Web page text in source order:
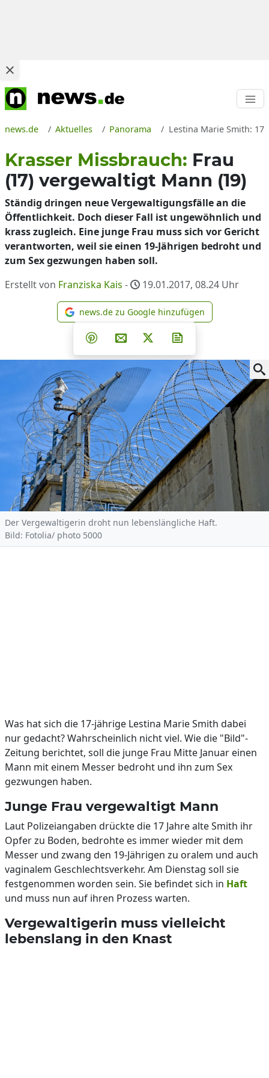
news.de Aktuelles Panorama Lestina Marie Smith:
Krasser Missbrauch: Frau
(17) vergewaltigt Mann (19)
Ständig dringen neue Vergewaltigungsfälle an die
Öffentlichkeit. Doch dieser Fall ist ungewöhnlich und
krass zugleich. Eine junge Frau muss sich vor Gericht
verantworten, weil sie einen 19-Jährigen bedroht und
zum Sex gezwungen haben soll.
Erstellt von Franziska Kais - 19.01.2017, 08.24 Uhr
news.de zu Google
news.de zu Google hinzufügen
Teilen auf Facebook
Teilen auf Whatsapp
Teilen auf Telegram
Teilen auf Pinterest
Per E-Mail teilen
Post auf X
Der Vergewaltigerin droht nun lebenslängliche Haft.
Bild: Fotolia/ photo 5000
Was hat sich die 17-jährige Lestina Marie Smith dabei
nur gedacht? Wahrscheinlich nicht viel. Wie die "Bild"-
Zeitung berichtet, soll die junge Frau Mitte Januar einen
Mann mit einem Messer bedroht und ihn zum Sex
gezwungen haben.
Junge Frau vergewaltigt Mann
Laut Polizeiangaben drückte die 17 Jahre alte Smith ihr
Opfer zu Boden, bedrohte es immer wieder mit dem
Messer und zwang den 19-Jährigen zu oralem und auch
vaginalem Geschlechtsverkehr. Am Dienstag soll sie
festgenommen worden sein. Sie befindet sich in Haft
und muss nun auf ihren Prozess warten.
Vergewaltigerin muss vielleicht
lebenslang in den Knast